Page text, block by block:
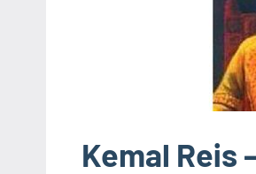
Kemal Reis